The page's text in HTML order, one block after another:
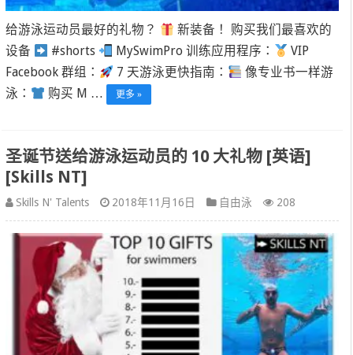
给游泳运动员最好的礼物？
新装备！ 购买我们最喜欢的
设备
#shorts MySwimPro 训练应用程序：
VIP
Facebook 群组：
7 天游泳更快指南：
像专业书一样游
泳：
购买 M … 更多 »
圣诞节送给游泳运动员的 10 大礼物 [英语]
[Skills NT]
Skills N' Talents 2018年11月16日 自由泳 208